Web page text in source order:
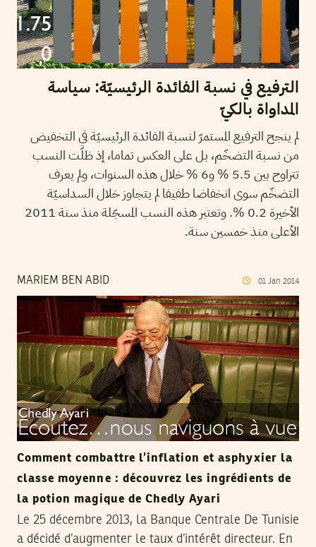
الترفيع في نسبة الفائدة الرئيسيّة: سياسة
المداواة بالكيّ
لم ينجح الترفيع المستمرّ لنسبة الفائدة الرئيسيّة في التخفيض
من نسبة التضخّم، بل على العكس تماما، إذ ظلّت النسب
تتراوح بين 5.5 % و6 % خلال هذه السنوات، ولم يعرف
التضخّم سوى انخفاضا طفيفا لم يتجاوز خلال السداسيّة
الأخيرة 0.2 %. وتعتبر هذه النسب المسجّلة منذ سنة 2011
الأعلى منذ خمسين سنة.
MARIEM BEN ABID 01 Jan 2014
Comment combattre l’inflation et asphyxier la
classe moyenne : découvrez les ingrédients de
la potion magique de Chedly Ayari
Le 25 décembre 2013, la Banque Centrale De Tunisie
a décidé d’augmenter le taux d’intérêt directeur. En